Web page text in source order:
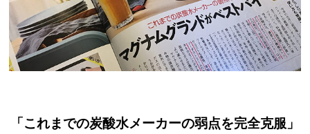
「これまでの炭酸水メーカーの弱点を完全克服」